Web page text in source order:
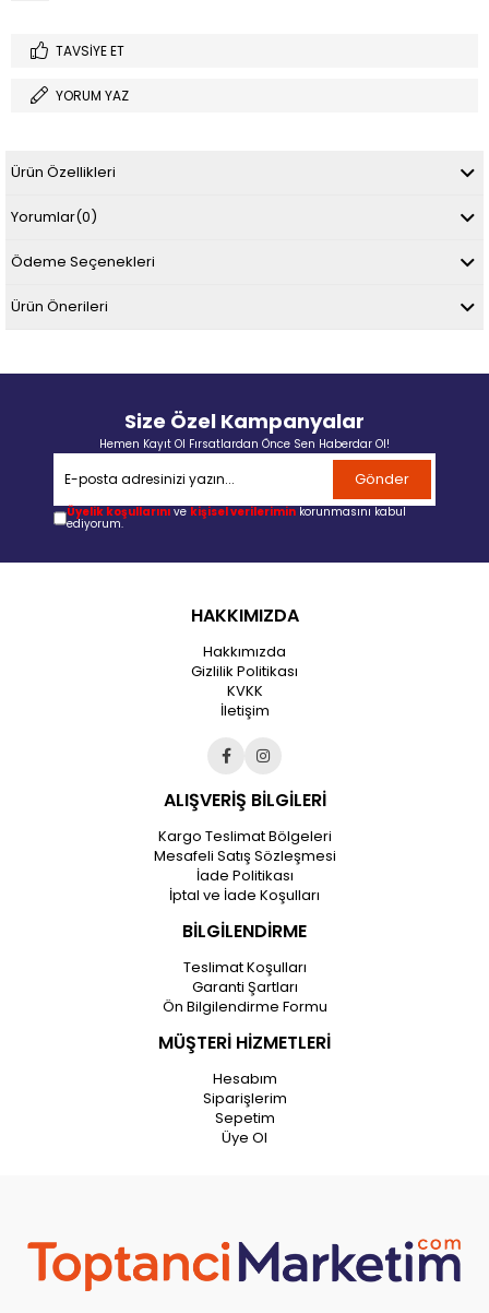
TAVSIYE ET
YORUM YAZ
Ürün Özellikleri
Yorumlar(0)
Ödeme Seçenekleri
Ürün Önerileri
Size Özel Kampanyalar
Hemen Kayıt Ol Fırsatlardan Önce Sen Haberdar Ol!
Gönder
Üyelik koşullarını ve kişisel verilerimin korunmasını kabul
ediyorum.
HAKKIMIZDA
Hakkımızda
Gizlilik Politikası
KVKK
İletişim
ALIŞVERİŞ BİLGİLERİ
Kargo Teslimat Bölgeleri
Mesafeli Satış Sözleşmesi
İade Politikası
İptal ve İade Koşulları
BİLGİLENDİRME
Teslimat Koşulları
Garanti Şartları
Ön Bilgilendirme Formu
MÜŞTERİ HİZMETLERİ
Hesabım
Siparişlerim
Sepetim
Üye Ol